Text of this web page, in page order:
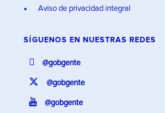
Aviso de privacidad integral
SÍGUENOS EN NUESTRAS REDES
@gobgente
@gobgente
@gobgente